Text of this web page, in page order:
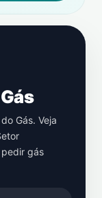
Gás. Veja
gás